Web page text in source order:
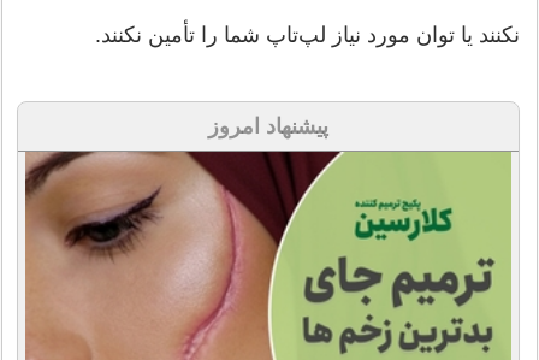
نکنند یا توان مورد نیاز لپ‌تاپ شما را تأمین نکنند.
پیشنهاد امروز